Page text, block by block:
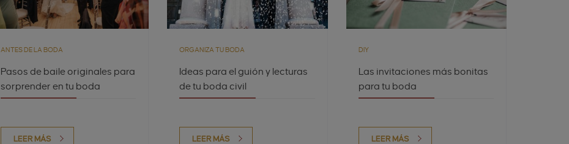
ANTES DE LA BODA
Pasos de baile originales para
sorprender en tu boda
LEER MÁS
ORGANIZA TU BODA
Ideas para el guión y lecturas
de tu boda civil
LEER MÁS
DIY
Las invitaciones más bonitas
para tu boda
LEER MÁS